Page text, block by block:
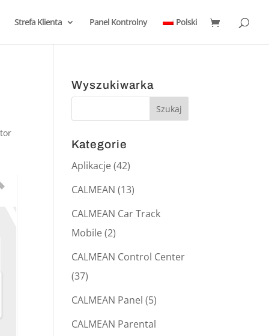
Strefa Klienta Panel Kontrolny Polski
Wyszukiwarka
Kategorie
Aplikacje(42)
CALMEAN (13)
CALMEAN Car Track
Mobile(2)
CALMEAN Control Center
(37)
CALMEAN Panel (5)
CALMEAN Parental